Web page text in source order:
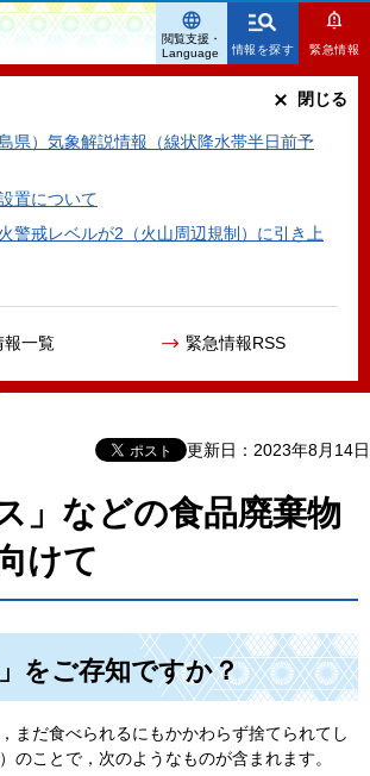
情報を探す 緊急情報
県）気象解説情報（線状降水帯半日前予
置について
警戒レベルが2（火山周辺規制）に引き上
報一覧 緊急情報RSS
閉じる
閲覧支援・
Language
更新日：2023年8月14日
」などの食品廃棄物
けて
をご存知ですか？
まだ食べられるにもかかわらず捨てられてし
のことで，次のようなものが含まれます。